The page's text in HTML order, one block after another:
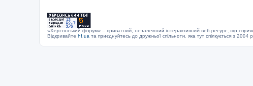
«Херсонський форум» – приватний, незалежний інтерактивний веб-ресурс, що сприяє
Відкривайте hf.ua та приєднуйтесь до дружньої спільноти, яка тут спілкується з 2004